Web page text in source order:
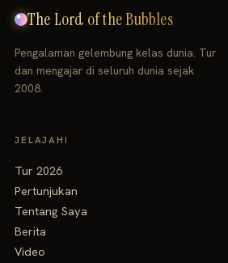
The Lord of the Bubbles
Pengalaman gelembung kelas dunia. Tur
dan mengajar di seluruh dunia sejak
2008.
JELAJAHI
Tur 2026
Pertunjukan
Tentang Saya
Berita
Video